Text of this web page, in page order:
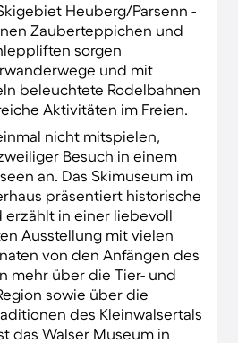
Heuberg/Parsenn -
Zauberteppichen und
sorgen
und mit
beleuchtete Rodelbahnen
Aktivitäten im Freien.
nicht mitspielen,
Besuch in einem
an. Das Skimuseum im
präsentiert historische
erzählt in einer liebevoll
Ausstellung mit vielen
von den Anfängen des
mehr über die Tier- und
sowie über die
des Kleinwalsertals
das Walser Museum in